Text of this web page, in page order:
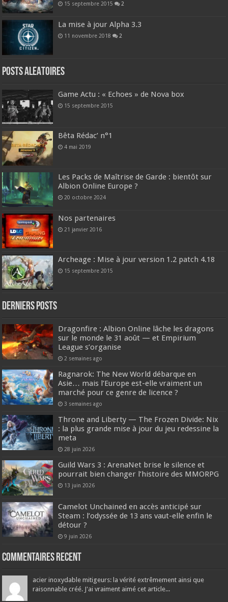
15 septembre 2015 2
La mise à jour Alpha 3.3
11 novembre 2018 2
Posts ALEATOIRES
Game Actu : « Echoes » de Nova box
15 septembre 2015
Bêta Rédac’ n°1
4 mai 2019
Les Packs de Maîtrise de Garde : bientôt sur
Albion Online Europe ?
20 octobre 2024
Nos partenaires
21 janvier 2016
Archeage : Mise à jour version 1.2 patch 4.18
15 septembre 2015
DERNIERS Posts
Dragonfire : Albion Online lâche les dragons
sur le monde le 31 août — et Empirium
League s’organise
2 semaines ago
Ragnarok: The New World débarque en
Asie… mais l’Europe est-elle vraiment un
marché pour ce genre de licence ?
3 semaines ago
Throne and Liberty — The Frozen Divide: Nix
: la plus grande mise à jour du jeu redessine la
meta
28 juin 2026
Guild Wars 3 : ArenaNet brise le silence et
pourrait bien changer l’histoire des MMORPG
13 juin 2026
Camelot Unchained en accès anticipé sur
Steam : l’odyssée de 13 ans vaut-elle enfin le
détour ?
9 juin 2026
Commentaires recent
acier inoxydable mitigeurs: la vérité extrêmement ainsi que
raisonnable créé. J'ai vraiment aimé cet article...